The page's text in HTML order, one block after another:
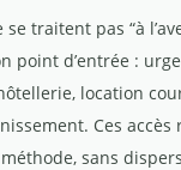
traitent pas “à
point d’entrée :
location
Ces
sans